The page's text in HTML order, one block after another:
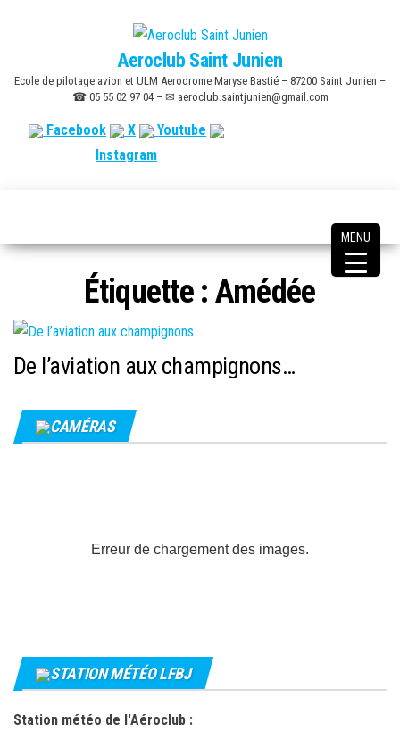
content
Aeroclub Saint Junien
Ecole de pilotage avion et ULM Aerodrome Maryse Bastié – 87200 Saint Junien –
☎ 05 55 02 97 04 – ✉ aeroclub.saintjunien@gmail.com
Facebook X
Youtube
Instagram
Étiquette : Amédée
De l’aviation aux champignons…
CAMÉRAS
Erreur de chargement des images.
STATION MÉTÉO LFBJ
Station météo de l'Aéroclub :
MENU